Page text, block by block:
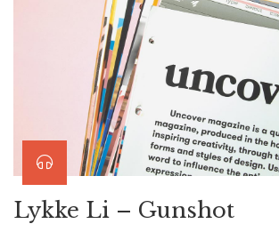
Lykke Li – Gunshot